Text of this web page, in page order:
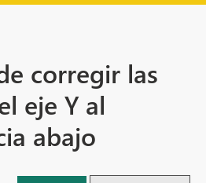
corregir las
eje Y al
abajo